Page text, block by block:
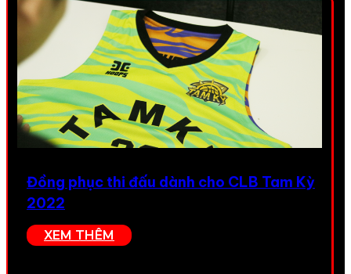
Đồng phục thi đấu dành cho CLB Tam Kỳ
2022
XEM THÊM